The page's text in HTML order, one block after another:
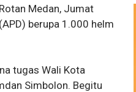
Medan, Jumat
berupa 1.000 helm
tugas Wali Kota
Simbolon. Begitu